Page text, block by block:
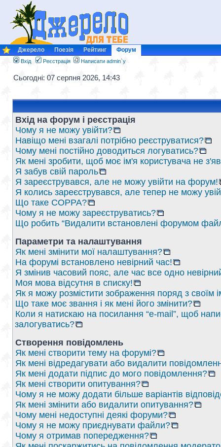
Джерело Поезія Рейтинг Форум
Вхід Реєстрація Написати admin`у
Сьогодні: 07 серпня 2026, 14:43
Вхід на форум і реєстрація
Чому я не можу увійти?
Навіщо мені взагалі потрібно реєструватися?
Чому мені постійно доводиться логуватись?
Як мені зробити, щоб моє ім'я користувача не
Я забув свій пароль
Я зареєструвався, але не можу увійти на форум!
Я колись зареєструвався, але тепер не можу
Що таке COPPA?
Чому я не можу зареєструватись?
Що робить “Видалити встановлені форумом
Параметри та налаштування
Як мені змінити мої налаштування?
На форумі встановлено невірний час!
Я змінив часовий пояс, але час все одно
Моя мова відсутня в списку!
Як я можу розмістити зображення поряд з своїм
Що таке моє звання і як мені його змінити?
Коли я натискаю на посилання “e-mail”, щоб
залогуватись?
Створення повідомлень
Як мені створити тему на форумі?
Як мені відредагувати або видалити
Як мені додати підпис до мого повідомлення?
Як мені створити опитування?
Чому я не можу додати більше варіантів
Як мені змінити або видалити опитування?
Чому мені недоступні деякі форуми?
Чому я не можу приєднувати файли?
Чому я отримав попередження?